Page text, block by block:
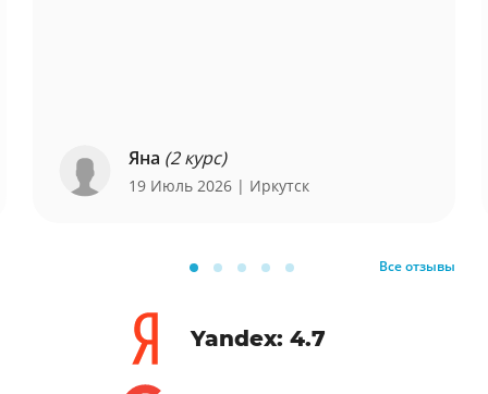
Яна (2 курс)
19 Июль 2026 | Иркутск
Все отзывы
Yandex: 4.7